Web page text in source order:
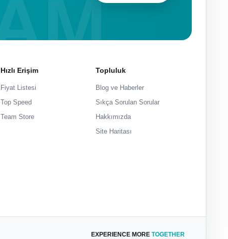
Hızlı Erişim
Fiyat Listesi
Top Speed
Team Store
Topluluk
Blog ve Haberler
Sıkça Sorulan Sorular
Hakkımızda
Site Haritası
EXPERIENCE MORE TOGETHER